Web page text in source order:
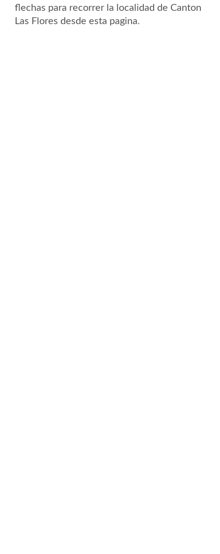
flechas para recorrer la localidad de Canton
Las Flores desde esta pagina.